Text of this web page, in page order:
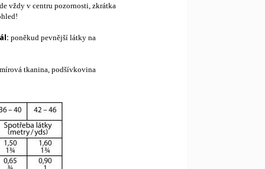
vždy v centru pozornosti, zkrátka
poněkud pevnější látky na
tkanina, podšívkovina